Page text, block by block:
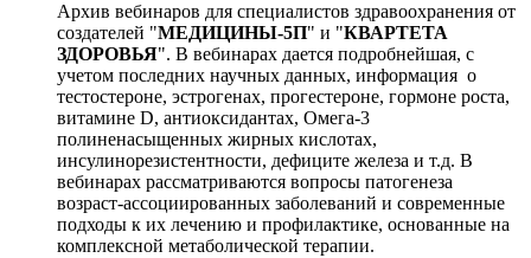
Архив вебинаров для специалистов здравоохранения от
создателей "МЕДИЦИНЫ-5П" и "КВАРТЕТА
ЗДОРОВЬЯ". В вебинарах дается подробнейшая, с
учетом последних научных данных, информация о
тестостероне, эстрогенах, прогестероне, гормоне роста,
витамине D, антиоксидантах, Омега-3
полиненасыщенных жирных кислотах,
инсулинорезистентности, дефиците железа и т.д. В
вебинарах рассматриваются вопросы патогенеза
возраст-ассоциированных заболеваний и современные
подходы к их лечению и профилактике, основанные на
комплексной метаболической терапии.